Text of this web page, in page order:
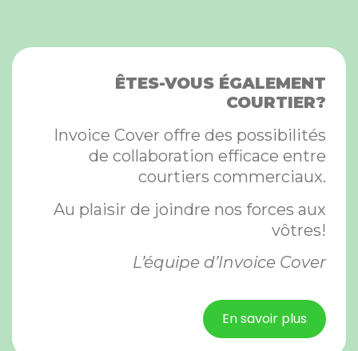
ÊTES-VOUS ÉGALEMENT
COURTIER?
Invoice Cover offre des possibilités
de collaboration efficace entre
courtiers commerciaux.
Au plaisir de joindre nos forces aux
vôtres!
L’équipe d’Invoice Cover
En savoir plus